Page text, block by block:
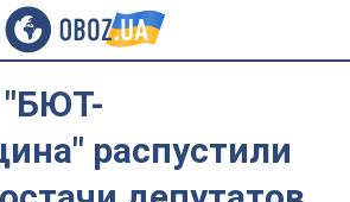
распустили